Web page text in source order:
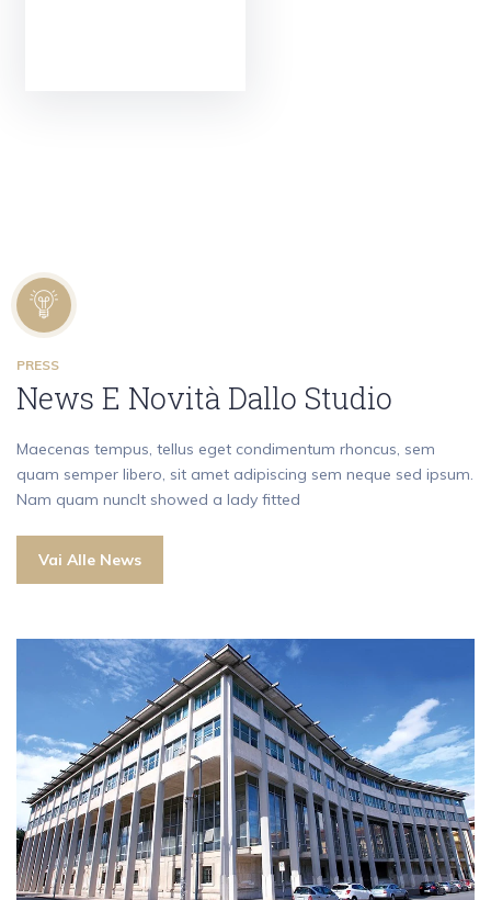
PRESS
News E Novità Dallo Studio
Maecenas tempus, tellus eget condimentum rhoncus, sem
quam semper libero, sit amet adipiscing sem neque sed ipsum.
Nam quam nuncIt showed a lady fitted
Vai Alle News